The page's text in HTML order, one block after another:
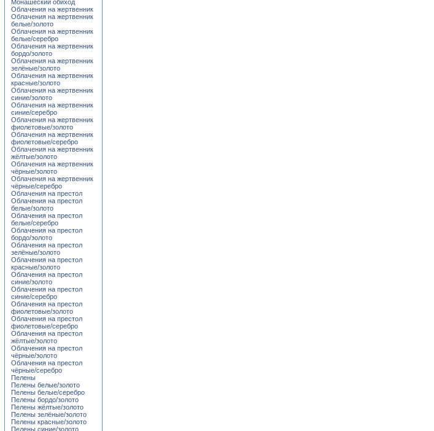
Монашеский обиход
Облачения на жертвенник
Облачения на жертвенник
белые/золото
Облачения на жертвенник
белые/серебро
Облачения на жертвенник
бордо/золото
Облачения на жертвенник
зелёные/золото
Облачения на жертвенник
красные/золото
Облачения на жертвенник
синие/золото
Облачения на жертвенник
синие/серебро
Облачения на жертвенник
фиолетовые/золото
Облачения на жертвенник
фиолетовые/серебро
Облачения на жертвенник
жёлтые/золото
Облачения на жертвенник
чёрные/золото
Облачения на жертвенник
чёрные/серебро
Облачения на престол
Облачения на престол
белые/золото
Облачения на престол
белые/серебро
Облачения на престол
бордо/золото
Облачения на престол
зелёные/золото
Облачения на престол
красные/золото
Облачения на престол
синие/золото
Облачения на престол
синие/серебро
Облачения на престол
фиолетовые/золото
Облачения на престол
фиолетовые/серебро
Облачения на престол
жёлтые/золото
Облачения на престол
чёрные/золото
Облачения на престол
чёрные/серебро
Пелены
Пелены белые/золото
Пелены белые/серебро
Пелены бордо/золото
Пелены жёлтые/золото
Пелены зелёные/золото
Пелены красные/золото
Пелены синие/золото